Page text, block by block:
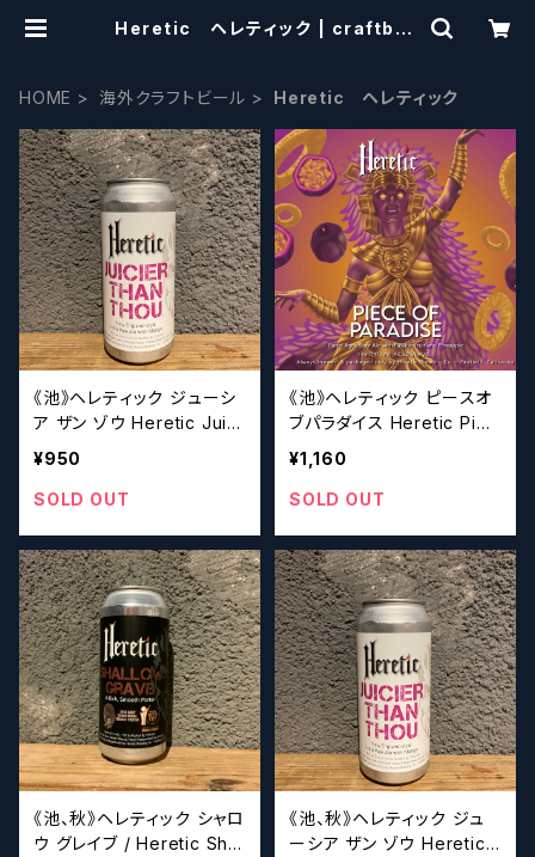
Heretic ヘレティック | craftbee
HOME 海外クラフトビール Heretic ヘレティック
《池》ヘレティック ジューシ
ア ザン ゾウ Heretic Juici
er Than Thou【クラフトビ
¥950
SOLD OUT
《池》ヘレティック ピースオ
ブパラダイス Heretic Piec
e of Paradise 【クラフトビ
ールシザーズ】
¥1,160
SOLD OUT
《池、秋》ヘレティック シャロ
ウ グレイブ / Heretic Shal
《池、秋》ヘレティック ジュ
ーシア ザン ゾウ Heretic